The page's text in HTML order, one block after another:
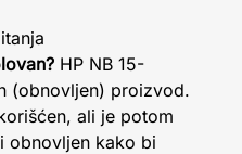
HP NB 15-
(obnovljen) proizvod.
ali je potom
obnovljen kako bi